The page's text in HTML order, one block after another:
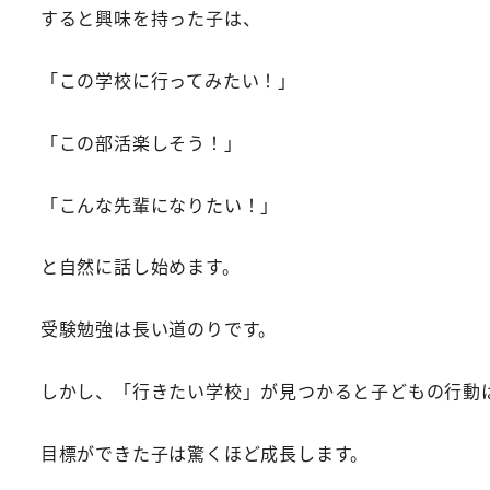
すると興味を持った子は、
「この学校に行ってみたい！」
「この部活楽しそう！」
「こんな先輩になりたい！」
と自然に話し始めます。
受験勉強は長い道のりです。
しかし、「行きたい学校」が見つかると子どもの行動
目標ができた子は驚くほど成長します。